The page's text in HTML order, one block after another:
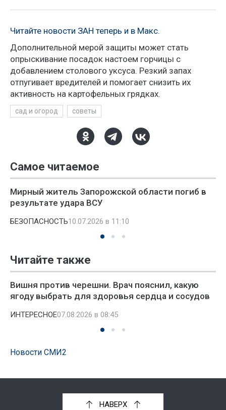
Читайте новости ЗАН теперь и в Макс.
Дополнительной мерой защиты может стать
опрыскивание посадок настоем горчицы с
добавлением столового уксуса. Резкий запах
отпугивает вредителей и помогает снизить их
активность на картофельных грядках.
сад и огород советы
Самое читаемое
Мирный житель Запорожской области погиб в
результате удара ВСУ
БЕЗОПАСНОСТЬ10.07.2026 в 11:10
Читайте также
Вишня против черешни. Врач пояснил, какую
ягоду выбрать для здоровья сердца и сосудов
ИНТЕРЕСНОЕ07.08.2026 в 08:45
Новости СМИ2
НАВЕРХ